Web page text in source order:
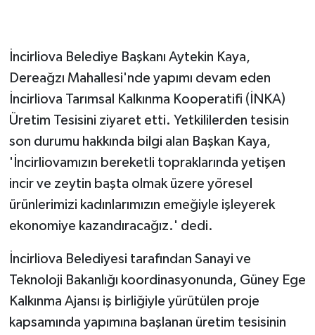
İncirliova Belediye Başkanı Aytekin Kaya,
Dereağzı Mahallesi'nde yapımı devam eden
İncirliova Tarımsal Kalkınma Kooperatifi (İNKA)
Üretim Tesisini ziyaret etti. Yetkililerden tesisin
son durumu hakkında bilgi alan Başkan Kaya,
'İncirliovamızın bereketli topraklarında yetişen
incir ve zeytin başta olmak üzere yöresel
ürünlerimizi kadınlarımızın emeğiyle işleyerek
ekonomiye kazandıracağız.' dedi.
İncirliova Belediyesi tarafından Sanayi ve
Teknoloji Bakanlığı koordinasyonunda, Güney Ege
Kalkınma Ajansı iş birliğiyle yürütülen proje
kapsamında yapımına başlanan üretim tesisinin
Güvenlik
HABERDE İNSAN
İş Dünyası
Jandarma
KÜLTÜR SANAT
MAGAZİN